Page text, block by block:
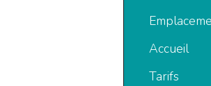
Accueil
Tarifs